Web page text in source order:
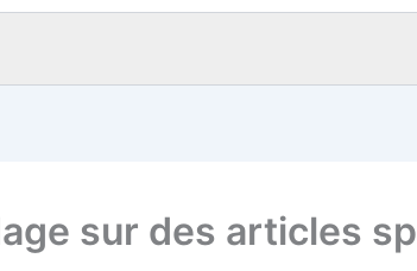
sur des articles